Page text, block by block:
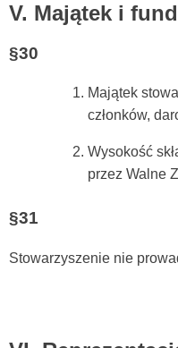
V. Majątek i
§30
Majątek
członków,
Wysokość
przez Walne
§31
Stowarzyszenie nie